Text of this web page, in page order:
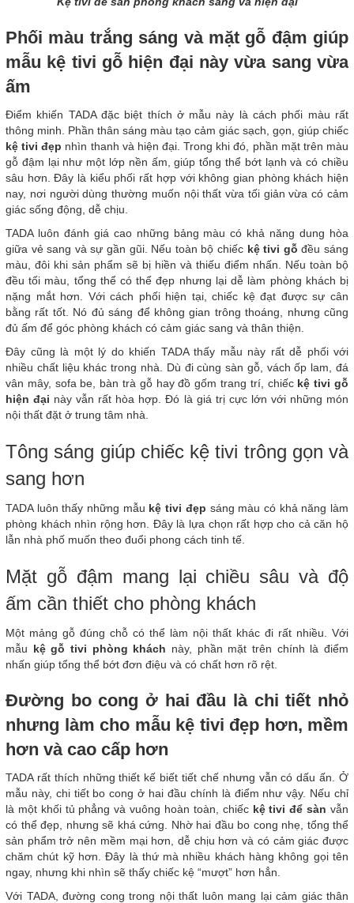
Phối màu trắng sáng và mặt gỗ đậm giúp
mẫu kệ tivi gỗ hiện đại này vừa sang vừa
ấm
Điểm khiến TADA đặc biệt thích ở mẫu này là cách phối màu rất
thông minh. Phần thân sáng màu tạo cảm giác sạch, gọn, giúp chiếc
kệ tivi đẹp nhìn thanh và hiện đại. Trong khi đó, phần mặt trên màu
gỗ đậm lại như một lớp nền ấm, giúp tổng thể bớt lạnh và có chiều
sâu hơn. Đây là kiểu phối rất hợp với không gian phòng khách hiện
nay, nơi người dùng thường muốn nội thất vừa tối giản vừa có cảm
giác sống động, dễ chịu.
TADA luôn đánh giá cao những bảng màu có khả năng dung hòa
giữa vẻ sang và sự gần gũi. Nếu toàn bộ chiếc kệ tivi gỗ đều sáng
màu, đôi khi sản phẩm sẽ bị hiền và thiếu điểm nhấn. Nếu toàn bộ
đều tối màu, tổng thể có thể đẹp nhưng lại dễ làm phòng khách bị
nặng mắt hơn. Với cách phối hiện tại, chiếc kệ đạt được sự cân
bằng rất tốt. Nó đủ sáng để không gian trông thoáng, nhưng cũng
đủ ấm để góc phòng khách có cảm giác sang và thân thiện.
Đây cũng là một lý do khiến TADA thấy mẫu này rất dễ phối với
nhiều chất liệu khác trong nhà. Dù đi cùng sàn gỗ, vách ốp lam, đá
vân mây, sofa be, bàn trà gỗ hay đồ gốm trang trí, chiếc kệ tivi gỗ
hiện đại này vẫn rất hòa hợp. Đó là giá trị cực lớn với những món
nội thất đặt ở trung tâm nhà.
Tông sáng giúp chiếc kệ tivi trông gọn và
sang hơn
TADA luôn thấy những mẫu kệ tivi đẹp sáng màu có khả năng làm
phòng khách nhìn rộng hơn. Đây là lựa chọn rất hợp cho cả căn hộ
lẫn nhà phố muốn theo đuổi phong cách tinh tế.
Mặt gỗ đậm mang lại chiều sâu và độ
ấm cần thiết cho phòng khách
Một mảng gỗ đúng chỗ có thể làm nội thất khác đi rất nhiều. Với
mẫu kệ gỗ tivi phòng khách này, phần mặt trên chính là điểm
nhấn giúp tổng thể bớt đơn điệu và có chất hơn rõ rệt.
Đường bo cong ở hai đầu là chi tiết nhỏ
nhưng làm cho mẫu kệ tivi đẹp hơn, mềm
hơn và cao cấp hơn
TADA rất thích những thiết kế biết tiết chế nhưng vẫn có dấu ấn. Ở
mẫu này, chi tiết bo cong ở hai đầu chính là điểm như vậy. Nếu chỉ
là một khối tủ phẳng và vuông hoàn toàn, chiếc kệ tivi để sàn vẫn
có thể đẹp, nhưng sẽ khá cứng. Nhờ hai đầu bo cong nhẹ, tổng thể
sản phẩm trở nên mềm mại hơn, dễ chịu hơn và có cảm giác được
chăm chút kỹ hơn. Đây là thứ mà nhiều khách hàng không gọi tên
ngay, nhưng khi nhìn sẽ thấy chiếc kệ “mượt” hơn hẳn.
Với TADA, đường cong trong nội thất luôn mang lại cảm giác thân